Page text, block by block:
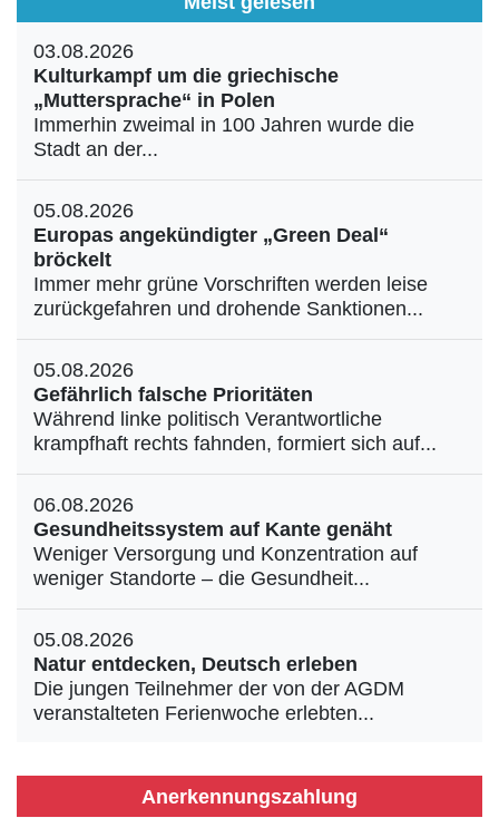
03.08.2026
Kulturkampf um die griechische
„Muttersprache“ in Polen
Immerhin zweimal in 100 Jahren wurde die
Stadt an der...
05.08.2026
Europas angekündigter „Green Deal“
bröckelt
Immer mehr grüne Vorschriften werden leise
zurückgefahren und drohende Sanktionen...
05.08.2026
Gefährlich falsche Prioritäten
Während linke politisch Verantwortliche
krampfhaft rechts fahnden, formiert sich auf...
06.08.2026
Gesundheitssystem auf Kante genäht
Weniger Versorgung und Konzentration auf
weniger Standorte – die Gesundheit...
05.08.2026
Natur entdecken, Deutsch erleben
Die jungen Teilnehmer der von der AGDM
veranstalteten Ferienwoche erlebten...
Anerkennungszahlung